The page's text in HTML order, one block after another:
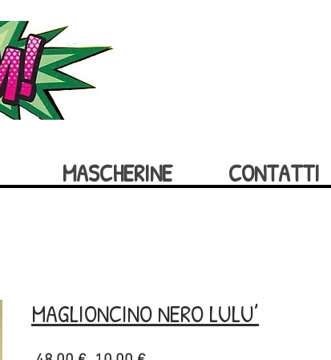
MASCHERINE CONTATTI
MAGLIONCINO NERO LULU’